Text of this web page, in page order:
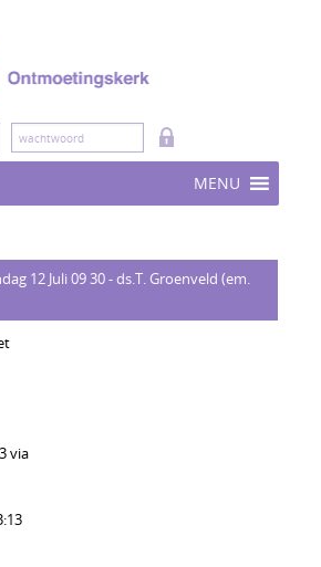
MENU
12 Juli 09 30 - ds.T. Groenveld (em.
via